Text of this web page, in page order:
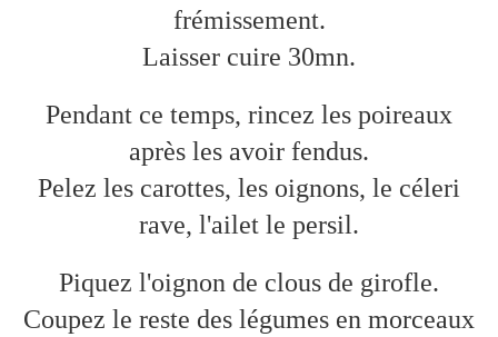
frémissement.
Laisser cuire 30mn.
Pendant ce temps, rincez les poireaux
après les avoir fendus.
Pelez les carottes, les oignons, le céleri
rave, l'ailet le persil.
Piquez l'oignon de clous de girofle.
Coupez le reste des légumes en morceaux